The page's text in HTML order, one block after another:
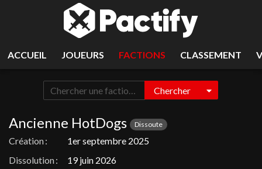
ACCUEIL JOUEURS FACTIONS CLASSEMENT
Chercher
Ancienne HotDogs Dissoute
Création :
1er septembre 2025
Dissolution :
19 juin 2026